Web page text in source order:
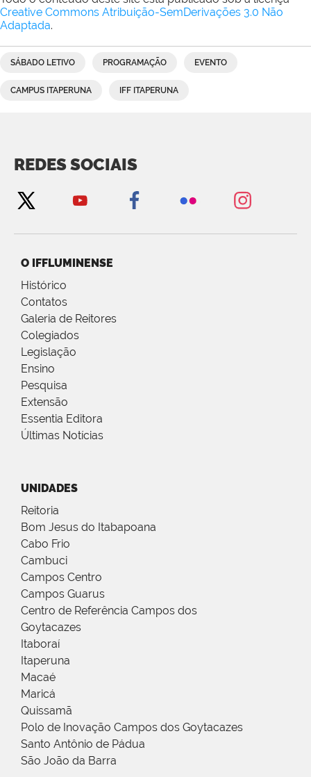
Creative Commons Atribuição-SemDerivações 3.0 Não
Adaptada.
SÁBADO LETIVO PROGRAMAÇÃO EVENTO
CAMPUS ITAPERUNA IFF ITAPERUNA
REDES SOCIAIS
O IFFLUMINENSE
Histórico
Contatos
Galeria de Reitores
Colegiados
Legislação
Ensino
Pesquisa
Extensão
Essentia Editora
Últimas Notícias
UNIDADES
Reitoria
Bom Jesus do Itabapoana
Cabo Frio
Cambuci
Campos Centro
Campos Guarus
Centro de Referência Campos dos
Goytacazes
Itaboraí
Itaperuna
Macaé
Maricá
Quissamã
Polo de Inovação Campos dos Goytacazes
Santo Antônio de Pádua
São João da Barra